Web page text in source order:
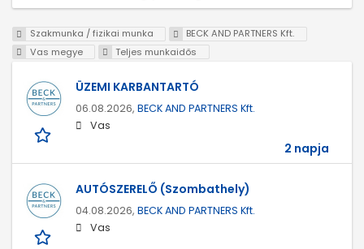
Szakmunka / fizikai munka
BECK AND PARTNERS Kft.
Vas megye
Teljes munkaidős
ÜZEMI KARBANTARTÓ
06.08.2026, BECK AND PARTNERS Kft.
Vas
2 napja
AUTÓSZERELŐ (Szombathely)
04.08.2026, BECK AND PARTNERS Kft.
Vas